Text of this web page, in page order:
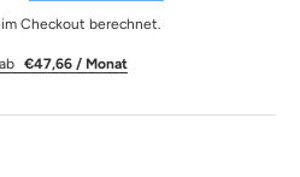
Checkout berechnet.
€47,66 / Monat